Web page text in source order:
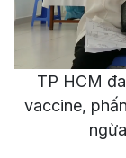
TP HCM
vaccine,